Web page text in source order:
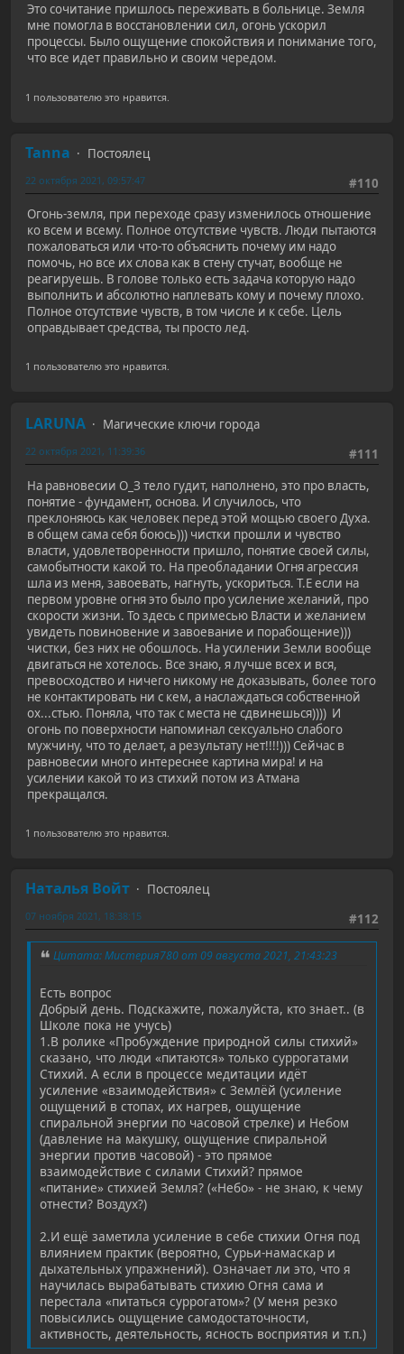
Это сочитание пришлось переживать в больнице. Земля
мне помогла в восстановлении сил, огонь ускорил
процессы. Было ощущение спокойствия и понимание того,
что все идет правильно и своим чередом.
1 пользователю это нравится.
Tanna
Постоялец
#110
22 октября 2021, 09:57:47
Огонь-земля, при переходе сразу изменилось отношение
ко всем и всему. Полное отсутствие чувств. Люди пытаются
пожаловаться или что-то объяснить почему им надо
помочь, но все их слова как в стену стучат, вообще не
реагируешь. В голове только есть задача которую надо
выполнить и абсолютно наплевать кому и почему плохо.
Полное отсутствие чувств, в том числе и к себе. Цель
оправдывает средства, ты просто лед.
1 пользователю это нравится.
LARUNA
Магические ключи города
#111
22 октября 2021, 11:39:36
На равновесии О_З тело гудит, наполнено, это про власть,
понятие - фундамент, основа. И случилось, что
преклоняюсь как человек перед этой мощью своего Духа.
в общем сама себя боюсь))) чистки прошли и чувство
власти, удовлетворенности пришло, понятие своей силы,
самобытности какой то. На преобладании Огня агрессия
шла из меня, завоевать, нагнуть, ускориться. Т.Е если на
первом уровне огня это было про усиление желаний, про
скорости жизни. То здесь с примесью Власти и желанием
увидеть повиновение и завоевание и порабощение)))
чистки, без них не обошлось. На усилении Земли вообще
двигаться не хотелось. Все знаю, я лучше всех и вся,
превосходство и ничего никому не доказывать, более того
не контактировать ни с кем, а наслаждаться собственной
ох...стью. Поняла, что так с места не сдвинешься)))) И
огонь по поверхности напоминал сексуально слабого
мужчину, что то делает, а результату нет!!!!))) Сейчас в
равновесии много интереснее картина мира! и на
усилении какой то из стихий потом из Атмана
прекращался.
1 пользователю это нравится.
Наталья Войт
Постоялец
#112
07 ноября 2021, 18:38:15
Цитата: Мистерия780 от 09 августа 2021, 21:43:23
Есть вопрос
Добрый день. Подскажите, пожалуйста, кто знает.. (в
Школе пока не учусь)
1.В ролике «Пробуждение природной силы стихий»
сказано, что люди «питаются» только суррогатами
Стихий. А если в процессе медитации идёт
усиление «взаимодействия» с Землёй (усиление
ощущений в стопах, их нагрев, ощущение
спиральной энергии по часовой стрелке) и Небом
(давление на макушку, ощущение спиральной
энергии против часовой) - это прямое
взаимодействие с силами Стихий? прямое
«питание» стихией Земля? («Небо» - не знаю, к чему
отнести? Воздух?)
2.И ещё заметила усиление в себе стихии Огня под
влиянием практик (вероятно, Сурьи-намаскар и
дыхательных упражнений). Означает ли это, что я
научилась вырабатывать стихию Огня сама и
перестала «питаться суррогатом»? (У меня резко
повысились ощущение самодостаточности,
активность, деятельность, ясность восприятия и т.п.)